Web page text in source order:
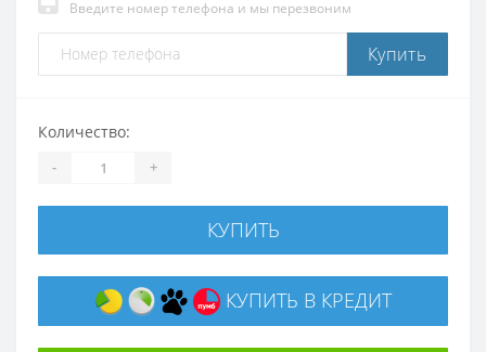
Введите номер телефона и мы перезвоним
Купить
Количество:
- +
КУПИТЬ
КУПИТЬ В КРЕДИТ